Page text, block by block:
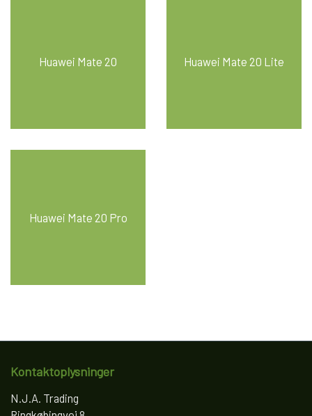
Huawei Mate 20 Huawei Mate 20 Lite
Huawei Mate 20 Pro
Kontaktoplysninger
N.J.A. Trading